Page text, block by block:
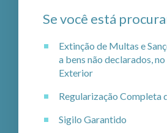
Se você está
Extinção de Multas e
a bens não declarados,
Exterior
Regularização Completa
Sigilo Garantido